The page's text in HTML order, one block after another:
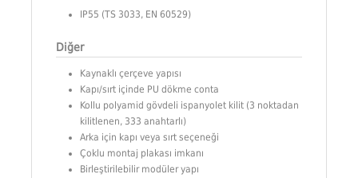
IP55 (TS 3033, EN 60529)
Diğer
Kaynaklı çerçeve yapısı
Kapı/sırt içinde PU dökme conta
Kollu polyamid gövdeli ispanyolet kilit (3 noktadan
kilitlenen, 333 anahtarlı)
Arka için kapı veya sırt seçeneği
Çoklu montaj plakası imkanı
Birleştirilebilir modüler yapı